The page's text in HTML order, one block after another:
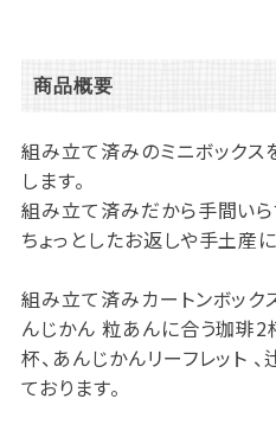
商品概要
組み立て済みのミニボック
します。
組み立て済みだから手間いら
ちょっとしたお返しや手土産
組み立て済みカートンボック
んじかん 粒あんに合う珈琲2
杯、あんじかんリーフレット
ております。